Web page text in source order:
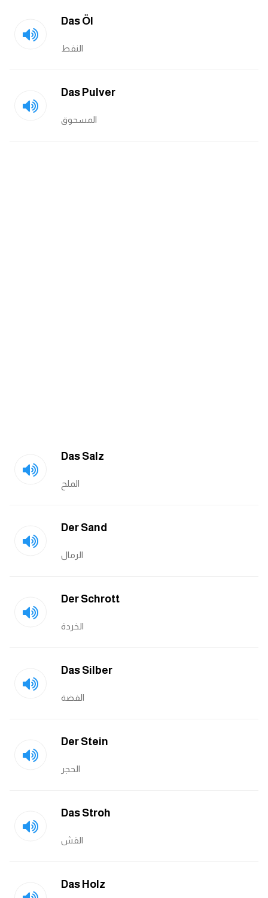
Das Öl
النفط
Das Pulver
المسحوق
Das Salz
الملح
Der Sand
الرمال
Der Schrott
الخردة
Das Silber
الفضة
Der Stein
الحجر
Das Stroh
القش
Das Holz